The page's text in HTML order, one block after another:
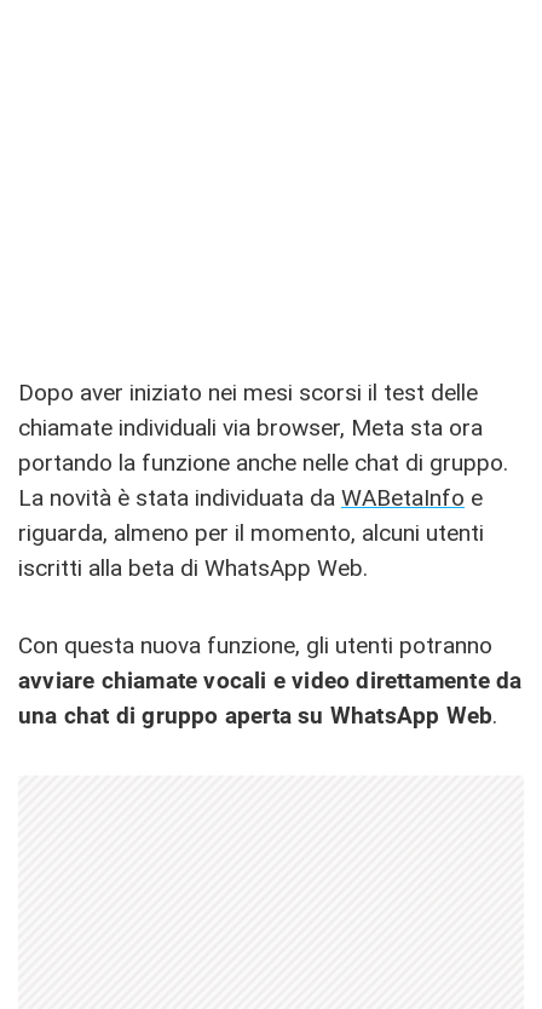
Dopo aver iniziato nei mesi scorsi il test delle
chiamate individuali via browser, Meta sta ora
portando la funzione anche nelle chat di gruppo.
La novità è stata individuata da WABetaInfo e
riguarda, almeno per il momento, alcuni utenti
iscritti alla beta di WhatsApp Web.
Con questa nuova funzione, gli utenti potranno
avviare chiamate vocali e video direttamente da
una chat di gruppo aperta su WhatsApp Web.